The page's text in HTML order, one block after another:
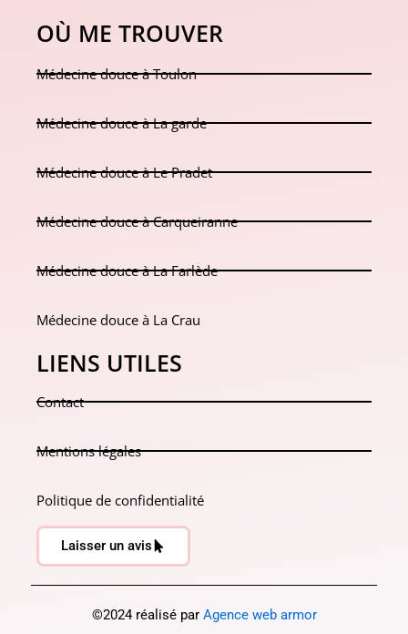
OÙ ME TROUVER
Médecine douce à Toulon
Médecine douce à La garde
Médecine douce à Le Pradet
Médecine douce à Carqueiranne
Médecine douce à La Farlède
Médecine douce à La Crau
LIENS UTILES
Contact
Mentions légales
Politique de confidentialité
Laisser un avis
©2024 réalisé par Agence web armor